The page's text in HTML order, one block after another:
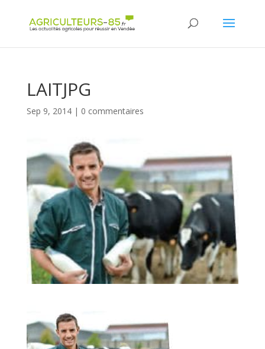
LAITJPG
Sep 9, 2014| 0 commentaires